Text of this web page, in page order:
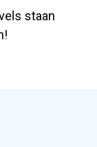
staan